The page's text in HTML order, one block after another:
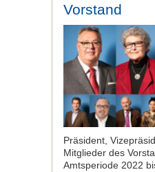
Vorstand
Präsident,
Mitglieder des
Amtsperiode 2022